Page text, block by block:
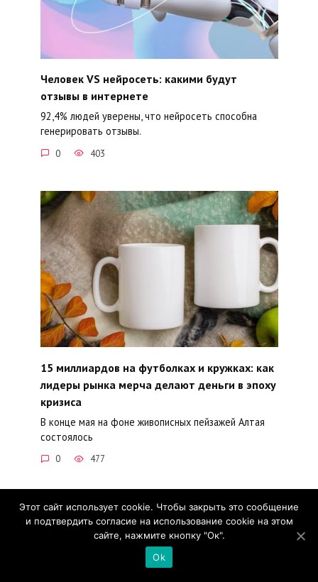
Человек VS нейросеть: какими будут
отзывы в интернете
92,4% людей уверены, что нейросеть способна
генерировать отзывы.
0 403
15 миллиардов на футболках и кружках: как
лидеры рынка мерча делают деньги в эпоху
кризиса
В конце мая на фоне живописных пейзажей Алтая
состоялось
0 477
Этот сайт использует cookie. Чтобы закрыть это сообщение
и подтвердить согласие на использование cookie на этом
сайте, нажмите кнопку "Ок".
Ok